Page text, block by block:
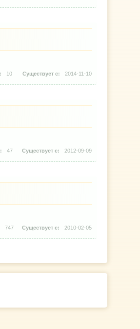
10 2014-11-10
47 2012-09-09
747 2010-02-05